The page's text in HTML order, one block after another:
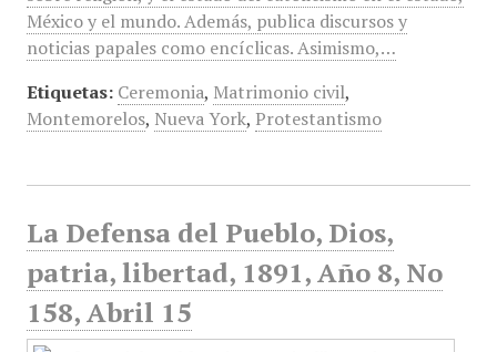
México y el mundo. Además, publica discursos y
noticias papales como encíclicas. Asimismo,…
Etiquetas: Ceremonia, Matrimonio civil,
Montemorelos, Nueva York, Protestantismo
La Defensa del Pueblo, Dios,
patria, libertad, 1891, Año 8, No
158, Abril 15